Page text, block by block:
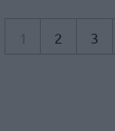
1 2 3